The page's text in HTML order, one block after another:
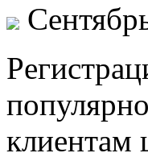
клиентам